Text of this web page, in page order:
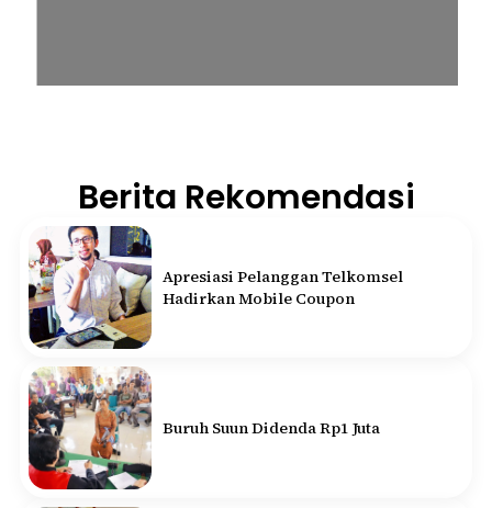
Berita Rekomendasi
Apresiasi Pelanggan Telkomsel
Hadirkan Mobile Coupon
Buruh Suun Didenda Rp1 Juta